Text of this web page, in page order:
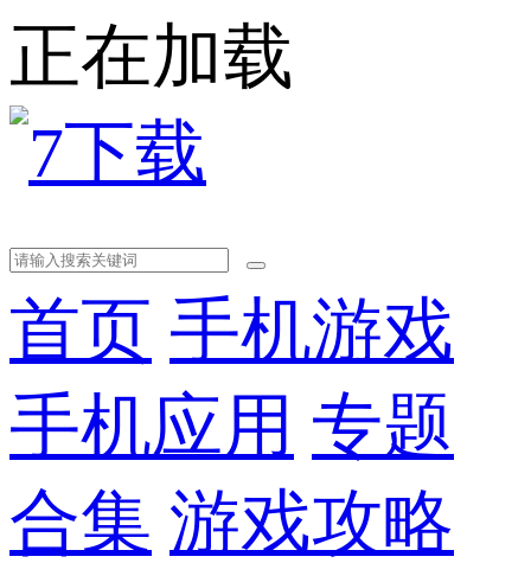
正在加载
首页 手机游戏
手机应用 专题
合集 游戏攻略